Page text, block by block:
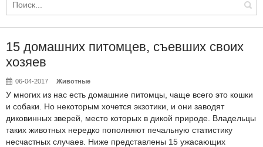
15 домашних питомцев, съевших своих
хозяев
06-04-2017 Животные
У многих из нас есть домашние питомцы, чаще всего это кошки
и собаки. Но некоторым хочется экзотики, и они заводят
диковинных зверей, место которых в дикой природе. Владельцы
таких животных нередко пополняют печальную статистику
несчастных случаев. Ниже представлены 15 ужасающих